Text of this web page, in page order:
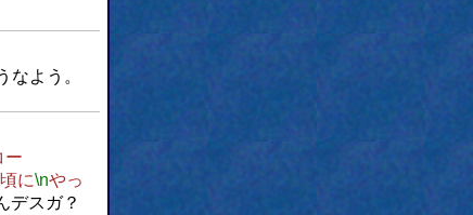
なよう。
ー
に\nやっ
デスガ？